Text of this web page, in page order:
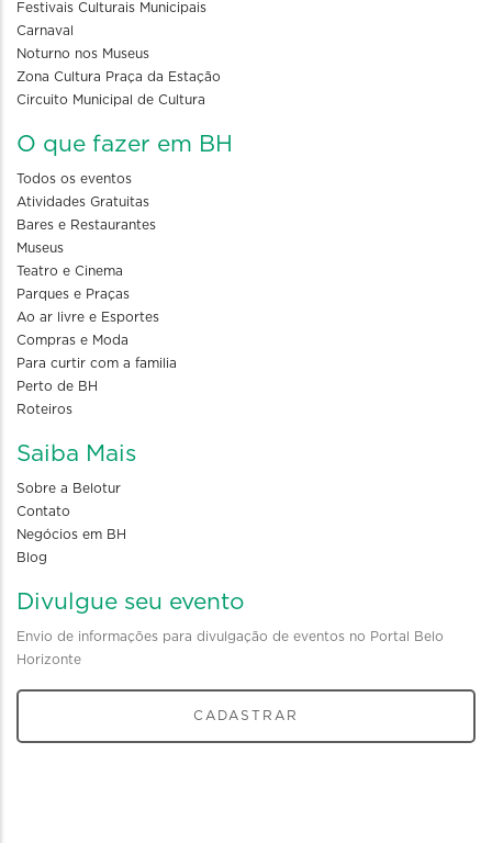
Festivais Culturais Municipais
Carnaval
Noturno nos Museus
Zona Cultura Praça da Estação
Circuito Municipal de Cultura
O que fazer em BH
Todos os eventos
Atividades Gratuitas
Bares e Restaurantes
Museus
Teatro e Cinema
Parques e Praças
Ao ar livre e Esportes
Compras e Moda
Para curtir com a familia
Perto de BH
Roteiros
Saiba Mais
Sobre a Belotur
Contato
Negócios em BH
Blog
Divulgue seu evento
Envio de informações para divulgação de eventos no Portal Belo
Horizonte
CADASTRAR